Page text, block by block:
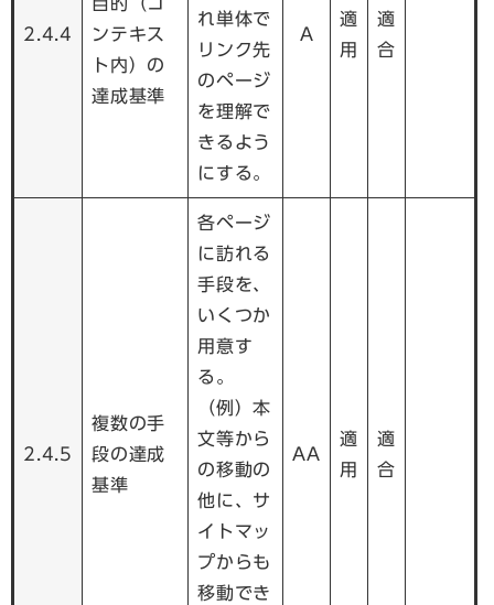
2.4.4
ンテキス
ト内）の
達成基準
れ単体で
リンク先
のページ
を理解で
きるよう
にする。
A
適
用
適
合
2.4.5
複数の手
段の達成
基準
各ページ
に訪れる
手段を、
いくつか
用意す
る。
（例）本
文等から
の移動の
他に、サ
イトマッ
プからも
移動でき
AA
適
用
適
合